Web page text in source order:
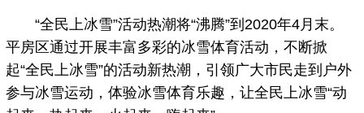
“全民上冰雪”活动热潮将“沸腾”到2020年4月末。
平房区通过开展丰富多彩的冰雪体育活动，不断掀
起“全民上冰雪”的活动新热潮，引领广大市民走到户外
参与冰雪运动，体验冰雪体育乐趣，让全民上冰雪“动